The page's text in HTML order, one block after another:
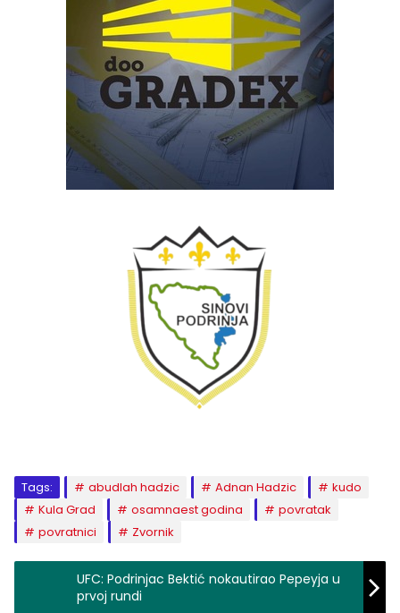
Tags: abudlah hadzic Adnan Hadzic
kudo
Kula Grad
osamnaest godina
povratak
povratnici
Zvornik
UFC: Podrinjac Bektić nokautirao Pepeyja u
prvoj rundi